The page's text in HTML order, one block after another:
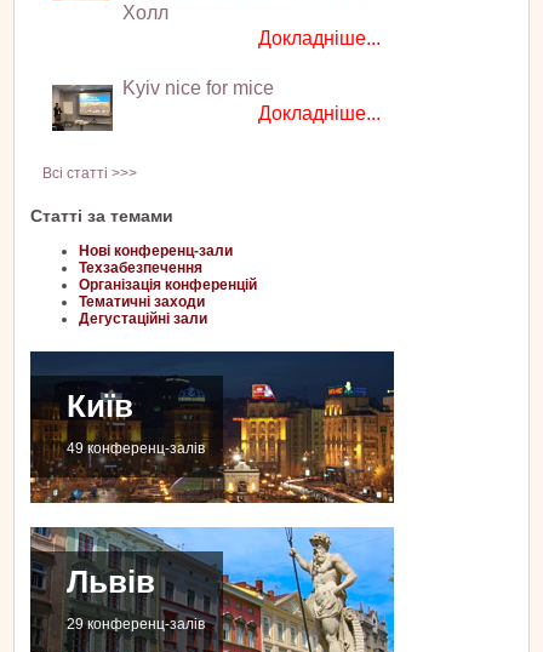
Холл
Докладніше...
Kyiv nice for mice
Докладніше...
Всі статті >>>
Статті за темами
Нові конференц-зали
Техзабезпечення
Організація конференцій
Тематичні заходи
Дегустаційні зали
Київ
49 конференц-залів
Львів
29 конференц-залів